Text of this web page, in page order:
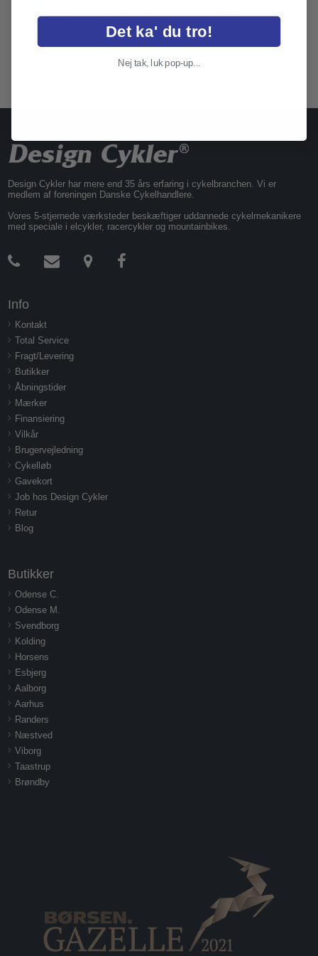
Design Cykler har mere end 35 års erfaring i cykelbranchen. Vi er
medlem af foreningen Danske Cykelhandlere.
Vores 5-stjernede værksteder beskæftiger uddannede cykelmekanikere
med speciale i elcykler, racercykler og mountainbikes.
Info
Kontakt
Total Service
Fragt/Levering
Butikker
Åbningstider
Mærker
Finansiering
Vilkår
Brugervejledning
Cykelløb
Gavekort
Job hos Design Cykler
Retur
Blog
Butikker
Odense C.
Odense M.
Svendborg
Kolding
Horsens
Esbjerg
Aalborg
Aarhus
Randers
Næstved
Viborg
Taastrup
Brøndby
Det ka' du tro!
Nej tak, luk pop-up...